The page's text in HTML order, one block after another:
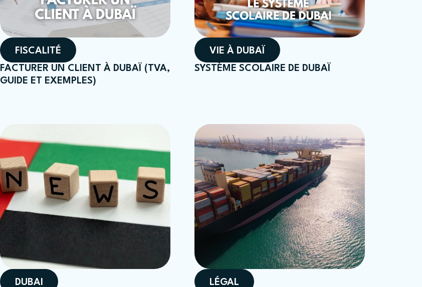
FISCALITÉ
FACTURER UN CLIENT À DUBAÏ (TVA,
GUIDE ET EXEMPLES)
VIE À DUBAÏ
SYSTÈME SCOLAIRE DE DUBAÏ
DUBAI LÉGAL